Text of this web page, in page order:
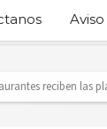
del trabajo infantil